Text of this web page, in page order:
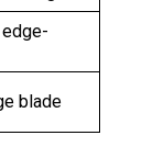
blade